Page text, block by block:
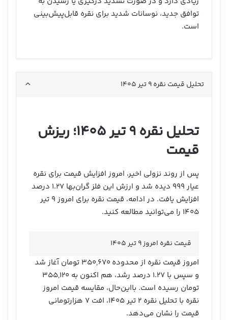
توافق جدید، نوسانات شدید برای نقره قابل‌پیش‌بینی
است.
تحلیل قیمت نقره ۹ تیر ۱۴۰۵
تحلیل نقره ۹ تیر ۱۴۰۵؛ ریزش
قیمت
پس از روند نزولی اخیر، امروز افزایش قیمت برای نقره
عیار ۹۹۹ دیده شد و ارزش این فلز گران‌بها ۱.۲۷ درصد
افزایش یافت. در ادامه، قیمت نقره برای امروز ۹ تیر
۱۴۰۵ را می‌توانید مطالعه کنید.
قیمت نقره امروز ۹ تیر ۱۴۰۵
امروز قیمت نقره از محدوده ۳۵۰,۶۷۰ تومان آغاز شد
و سپس با ۱.۲۷ درصد رشد، هم اکنون به ۳۵۵,۱۲۰
تومان رسیده است. بااین‌حال، مقایسه قیمت امروز
نقره با تحلیل نقره ۲ تیر ۱۴۰۵، افت ۷ هزارتومانی
قیمت را نشان می‌دهد.